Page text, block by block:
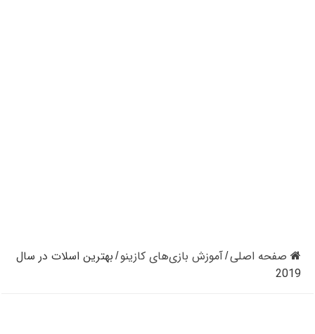
صفحه اصلی/آموزش بازی‌های کازینو / بهترین اسلات‌ در سال
2019